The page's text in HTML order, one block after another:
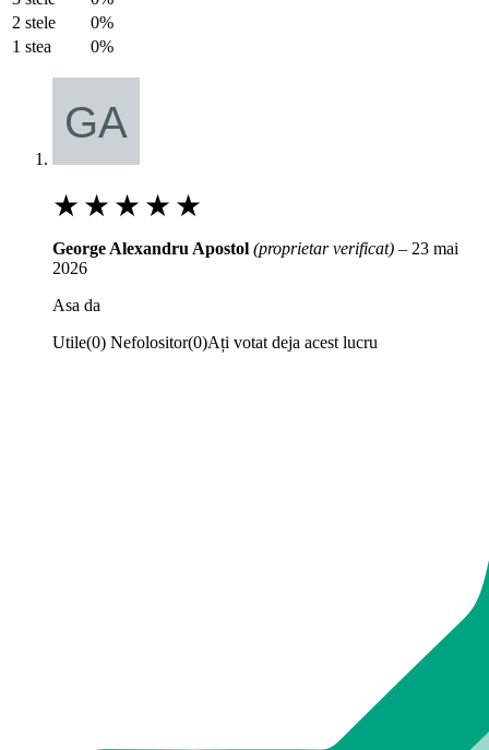
2 stele
0%
1 stea
0%
★ ★ ★ ★ ★
George Alexandru Apostol (proprietar verificat) – 23 mai
2026
Asa da
Utile(0) Nefolositor(0)Ați votat deja acest lucru